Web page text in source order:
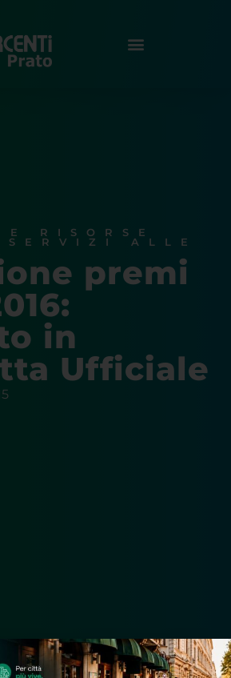
RISORSE
SERVIZI ALLE
premi
in
Ufficiale